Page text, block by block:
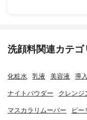
洗顔料関連カテ
化粧水 乳液 美容液 導
ナイトパウダー クレンジ
マスカラリムーバー ピー